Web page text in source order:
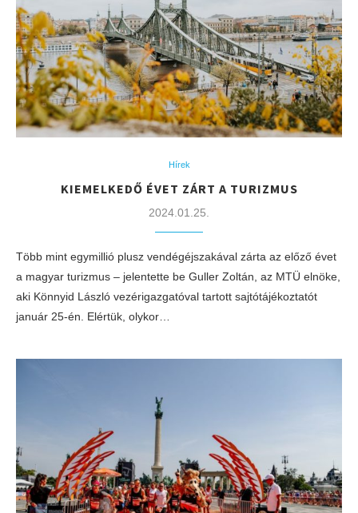
Hírek
KIEMELKEDŐ ÉVET ZÁRT A TURIZMUS
2024.01.25.
Több mint egymillió plusz vendégéjszakával zárta az előző évet
a magyar turizmus – jelentette be Guller Zoltán, az MTÜ elnöke,
aki Könnyid László vezérigazgatóval tartott sajtótájékoztatót
január 25-én. Elértük, olykor…